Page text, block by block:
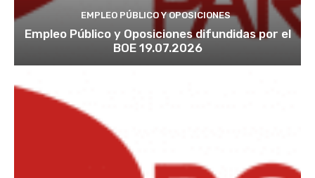
EMPLEO PÚBLICO Y OPOSICIONES
Empleo Público y Oposiciones difundidas por el
BOE 19.07.2026